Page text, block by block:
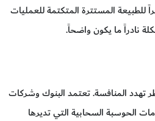
للطبيعة المستترة المتكتمة للعمليات
نادراً ما يكون واضحاً.
تهدد المنافسة. تعتمد البنوك وشركات
الحوسبة السحابية التي تديرها